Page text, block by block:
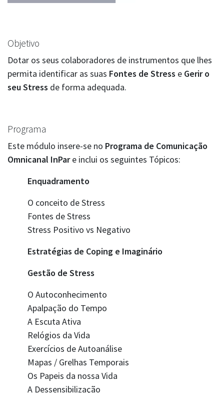
Objetivo
Dotar os seus colaboradores de instrumentos que lhes
permita identificar as suas Fontes de Stress e Gerir o
seu Stress de forma adequada.
Programa
Este módulo insere-se no Programa de Comunicação
Omnicanal InPare inclui os seguintes Tópicos:
Enquadramento
O conceito de Stress
Fontes de Stress
Stress Positivo vs Negativo
Estratégias de Coping e Imaginário
Gestão de Stress
O Autoconhecimento
Apalpação do Tempo
A Escuta Ativa
Relógios da Vida
Exercícios de Autoanálise
Mapas / Grelhas Temporais
Os Papeis da nossa Vida
A Dessensibilização